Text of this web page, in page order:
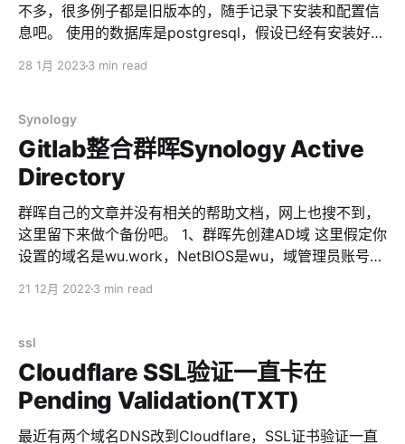
解压后有两个文件，一个是证书本身cert.pem，另外一个
是证书的私钥privkey.pem，我们需要用到的是cert.pem
（方便不支持导出的LDAP服务器） openssl s_client -
域名>:636
不多，很多例子都是旧版本的，随手记录下安装和配置信
息吧。 使用的数据库是postgresql，假设已经有安装好的
先创建keycloak的用户 su - postgres # 我们创建一个名
createuser -s -P keycloak createdb keycloak -O
keycloak 然后我们创建一个文件，docker-
compose.yml version: "3" services: keycloak: image:
quay.io/keycloak/keycloak:20.0 container_name:
keycloak environment: KC_HOSTNAME: <域名，如
sso.naizhao.com>
28 1月 20233 min read
Synology
Gitlab整合群晖Synology Active
Directory
群晖自己的文章并没有相关的帮助文档，网上也搜不到，
这里留下来做个备份吧。 1、群晖先创建AD域 这里假定你
设置的域名是wu.work，NetBIOS是wu，域管理员账号是
建AD时输入的，不是NAS的管理员账号，别搞错了！ 2、
会在docker-compose.yml里面指定了config目录的
volume，在config目录里面就可以找到gitlab.rb。如果你
是其他方式安装，文件在/etc/gitlab。如果还是找不着，
自己Google。 打开gitlab.rb文件，找到ldap部分，然后
把下面的内容贴进去（自己根据情况修改） 注意空格和缩
21 12月 2022 3 min read
ssl
Cloudflare SSL验证一直卡在
Pending Validation(TXT)
最近有两个域名DNS改到Cloudflare，SSL证书验证一直